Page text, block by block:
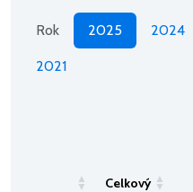
Rok 2025 2024
2021
Celkový